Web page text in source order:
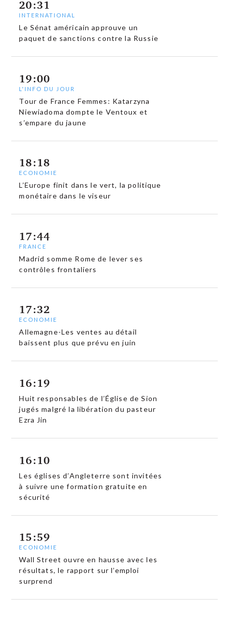
20:31
INTERNATIONAL
Le Sénat américain approuve un
paquet de sanctions contre la Russie
19:00
L'INFO DU JOUR
Tour de France Femmes: Katarzyna
Niewiadoma dompte le Ventoux et
s’empare du jaune
18:18
ECONOMIE
L’Europe finit dans le vert, la politique
monétaire dans le viseur
17:44
FRANCE
Madrid somme Rome de lever ses
contrôles frontaliers
17:32
ECONOMIE
Allemagne-Les ventes au détail
baissent plus que prévu en juin
16:19
Huit responsables de l’Église de Sion
jugés malgré la libération du pasteur
Ezra Jin
16:10
Les églises d’Angleterre sont invitées
à suivre une formation gratuite en
sécurité
15:59
ECONOMIE
Wall Street ouvre en hausse avec les
résultats, le rapport sur l’emploi
surprend